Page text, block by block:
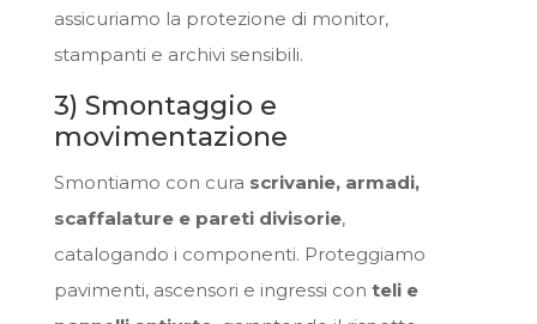
assicuriamo la protezione di monitor,
stampanti e archivi sensibili.
3) Smontaggio e
movimentazione
Smontiamo con cura scrivanie, armadi,
scaffalature e pareti divisorie,
catalogando i componenti. Proteggiamo
pavimenti, ascensori e ingressi con teli e